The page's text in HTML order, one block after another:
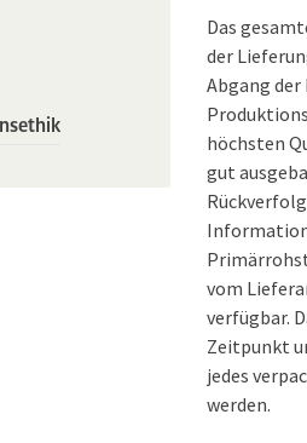
Das
der
Abgang der
höchsten
gut
vom
verfügbar.
Zeitpunkt
jedes
werden.